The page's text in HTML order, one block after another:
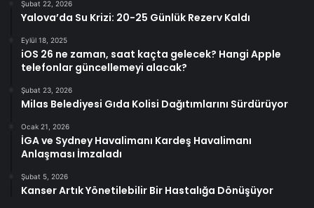
Şubat 22, 2026
Yalova’da Su Krizi: 20-25 Günlük Rezerv Kaldı
Eylül 18, 2025
iOS 26 ne zaman, saat kaçta gelecek? Hangi Apple
telefonlar güncellemeyi alacak?
Şubat 23, 2026
Milas Belediyesi Gıda Kolisi Dağıtımlarını Sürdürüyor
Ocak 21, 2026
İGA ve Sydney Havalimanı Kardeş Havalimanı
Anlaşması İmzaladı
Şubat 5, 2026
Kanser Artık Yönetilebilir Bir Hastalığa Dönüşüyor